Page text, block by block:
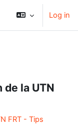
Log in
la UTN
FRT - Tips